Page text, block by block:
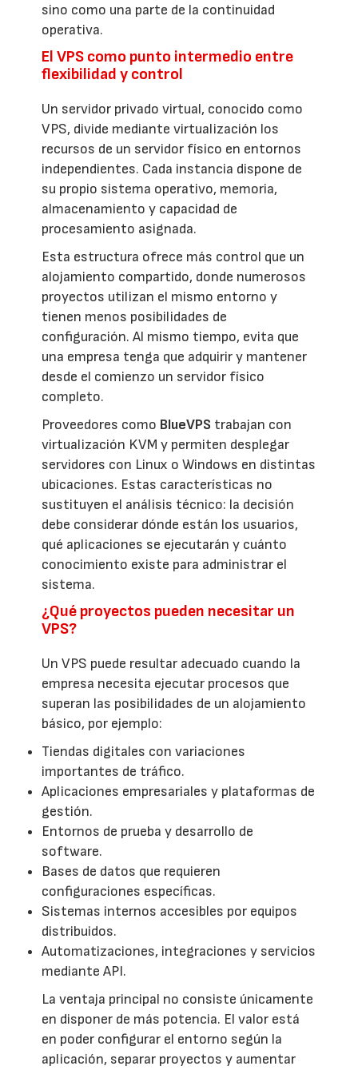
sino como una parte de la continuidad
operativa.
El VPS como punto intermedio entre
flexibilidad y control
Un servidor privado virtual, conocido como
VPS, divide mediante virtualización los
recursos de un servidor físico en entornos
independientes. Cada instancia dispone de
su propio sistema operativo, memoria,
almacenamiento y capacidad de
procesamiento asignada.
Esta estructura ofrece más control que un
alojamiento compartido, donde numerosos
proyectos utilizan el mismo entorno y
tienen menos posibilidades de
configuración. Al mismo tiempo, evita que
una empresa tenga que adquirir y mantener
desde el comienzo un servidor físico
completo.
Proveedores como BlueVPS trabajan con
virtualización KVM y permiten desplegar
servidores con Linux o Windows en distintas
ubicaciones. Estas características no
sustituyen el análisis técnico: la decisión
debe considerar dónde están los usuarios,
qué aplicaciones se ejecutarán y cuánto
conocimiento existe para administrar el
sistema.
¿Qué proyectos pueden necesitar un
VPS?
Un VPS puede resultar adecuado cuando la
empresa necesita ejecutar procesos que
superan las posibilidades de un alojamiento
básico, por ejemplo:
Tiendas digitales con variaciones
importantes de tráfico.
Aplicaciones empresariales y plataformas de
gestión.
Entornos de prueba y desarrollo de
software.
Bases de datos que requieren
configuraciones específicas.
Sistemas internos accesibles por equipos
distribuidos.
Automatizaciones, integraciones y servicios
mediante API.
La ventaja principal no consiste únicamente
en disponer de más potencia. El valor está
en poder configurar el entorno según la
aplicación, separar proyectos y aumentar